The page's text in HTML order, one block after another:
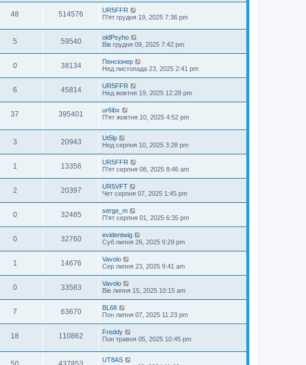
48 514576
UR5FFR
П'ят грудня 19, 2025 7:36 pm
5 59540
oldPsyho
Вів грудня 09, 2025 7:42 pm
0 38134
Пенсіонер
Нед листопада 23, 2025 2:41 pm
6 45814
UR5FFR
Нед жовтня 19, 2025 12:28 pm
37 395401
ur6ibx
П'ят жовтня 10, 2025 4:52 pm
3 20943
Ut5lp
Нед серпня 10, 2025 3:28 pm
1 13356
UR5FFR
П'ят серпня 08, 2025 8:46 am
2 20397
UR5VFT
Чет серпня 07, 2025 1:45 pm
0 32485
serge_m
П'ят серпня 01, 2025 6:35 pm
0 32760
evidentwig
Суб липня 26, 2025 9:29 pm
1 14676
Vavolo
Сер липня 23, 2025 9:41 am
0 33583
Vavolo
Вів липня 15, 2025 10:15 am
7 63670
BL68
Пон липня 07, 2025 11:23 pm
18 110862
Freddy
Пон травня 05, 2025 10:45 pm
UT8AS